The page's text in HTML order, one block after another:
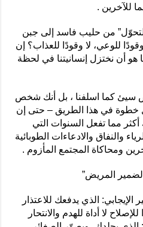
للآخرين .
من حليب فاسد إلى جبن
للوعي، لا وقودًا للعذاب؟ إن
هو أن نختزل إنسانيتنا في لحظة
سيئ كما اسلفنا ، بل أنك شخص
خطوة في هذا الطريق – حتى إن
مما تفعل السنوات التي
والنفاق والادعاءات الطوبائية
ومحاكاة المجتمع المأزوم .
المريض”
الذي يدفعك للاعتذار
لا أداة للهدم والانتحار